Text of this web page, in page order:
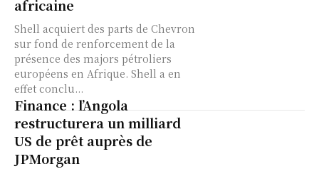
africaine
Shell acquiert des parts de Chevron
sur fond de renforcement de la
présence des majors pétroliers
européens en Afrique. Shell a en
effet conclu...
Finance : l’Angola
restructurera un milliard
US de prêt auprès de
JPMorgan